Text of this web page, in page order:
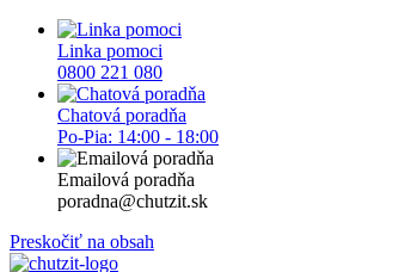
Linka pomoci
0800 221 080
Chatová poradňa
Po-Pia: 14:00 - 18:00
Emailová poradňa
poradna@chutzit.sk
Preskočiť na obsah